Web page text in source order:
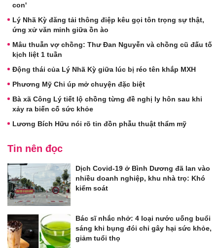
con'
Lý Nhã Kỳ đăng tải thông điệp kêu gọi tôn trọng sự thật,
ứng xử văn minh giữa ồn ào
Mâu thuẫn vợ chồng: Thư Đan Nguyễn và chồng cũ đấu tố
kịch liệt 1 tuần
Động thái của Lý Nhã Kỳ giữa lúc bị réo tên khắp MXH
Phương Mỹ Chi úp mở chuyện đặc biệt
Bà xã Công Lý tiết lộ chồng từng đề nghị ly hôn sau khi
xảy ra biến cố sức khỏe
Lương Bích Hữu nói rõ tin đồn phẫu thuật thẩm mỹ
Tin nên đọc
Dịch Covid-19 ở Bình Dương đã lan vào
nhiều doanh nghiệp, khu nhà trọ: Khó
kiểm soát
Bác sĩ nhắc nhở: 4 loại nước uống buổi
sáng khi bụng đói chỉ gây hại sức khỏe,
giảm tuổi thọ